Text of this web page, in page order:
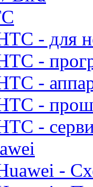
- для
-
-
-
-
-